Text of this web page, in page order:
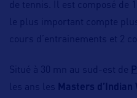
de tennis. Il est composé de
le plus important compte
cours d’entrainements et 2
Situé à 30 mn au sud-est de
les ans les Masters d’Indian